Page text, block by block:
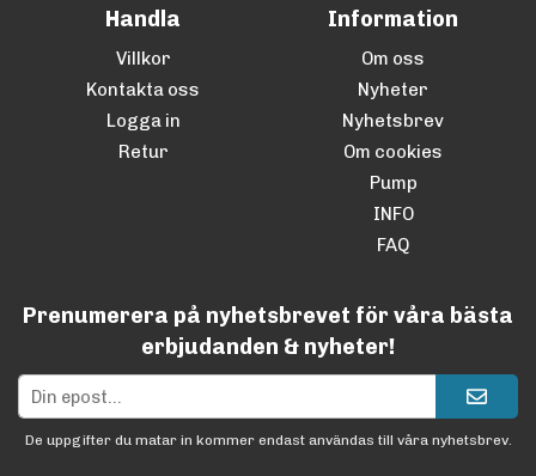
Handla
Villkor
Kontakta oss
Logga in
Retur
Information
Om oss
Nyheter
Nyhetsbrev
Om cookies
Pump
INFO
FAQ
Prenumerera på nyhetsbrevet för våra bästa
erbjudanden & nyheter!
De uppgifter du matar in kommer endast användas till våra nyhetsbrev.